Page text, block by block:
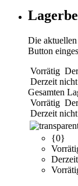
Die aktuellen
Button
Vorrätig
Derzeit
Gesamten
Vorrätig
Derzeit
{0}